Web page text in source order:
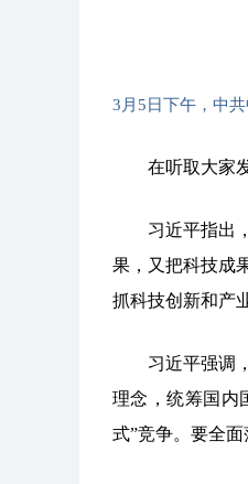
3月5日下午，中
在听取大家
习近平指出
果，又把科技成
抓科技创新和产
习近平强调
理念，统筹国内
式”竞争。要全